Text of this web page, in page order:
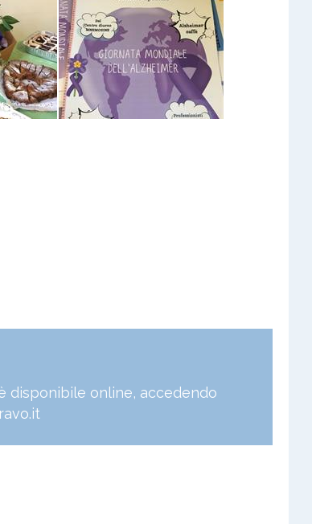
è disponibile online, accedendo